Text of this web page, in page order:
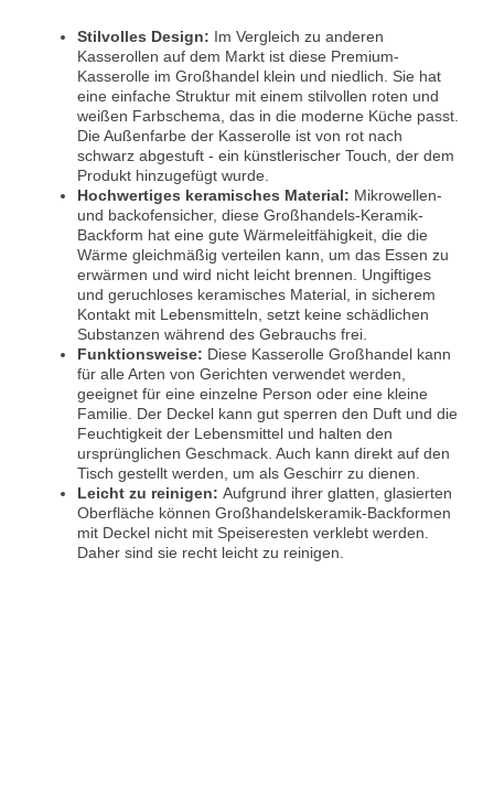
Stilvolles Design: Im Vergleich zu anderen
Kasserollen auf dem Markt ist diese Premium-
Kasserolle im Großhandel klein und niedlich. Sie hat
eine einfache Struktur mit einem stilvollen roten und
weißen Farbschema, das in die moderne Küche passt.
Die Außenfarbe der Kasserolle ist von rot nach
schwarz abgestuft - ein künstlerischer Touch, der dem
Produkt hinzugefügt wurde.
Hochwertiges keramisches Material: Mikrowellen-
und backofensicher, diese Großhandels-Keramik-
Backform hat eine gute Wärmeleitfähigkeit, die die
Wärme gleichmäßig verteilen kann, um das Essen zu
erwärmen und wird nicht leicht brennen. Ungiftiges
und geruchloses keramisches Material, in sicherem
Kontakt mit Lebensmitteln, setzt keine schädlichen
Substanzen während des Gebrauchs frei.
Funktionsweise: Diese Kasserolle Großhandel kann
für alle Arten von Gerichten verwendet werden,
geeignet für eine einzelne Person oder eine kleine
Familie. Der Deckel kann gut sperren den Duft und die
Feuchtigkeit der Lebensmittel und halten den
ursprünglichen Geschmack. Auch kann direkt auf den
Tisch gestellt werden, um als Geschirr zu dienen.
Leicht zu reinigen: Aufgrund ihrer glatten, glasierten
Oberfläche können Großhandelskeramik-Backformen
mit Deckel nicht mit Speiseresten verklebt werden.
Daher sind sie recht leicht zu reinigen.